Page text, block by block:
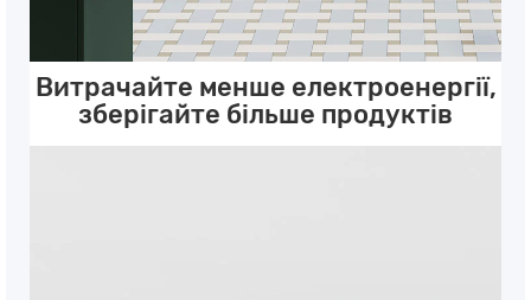
Витрачайте менше електроенергії,
зберігайте більше продуктів